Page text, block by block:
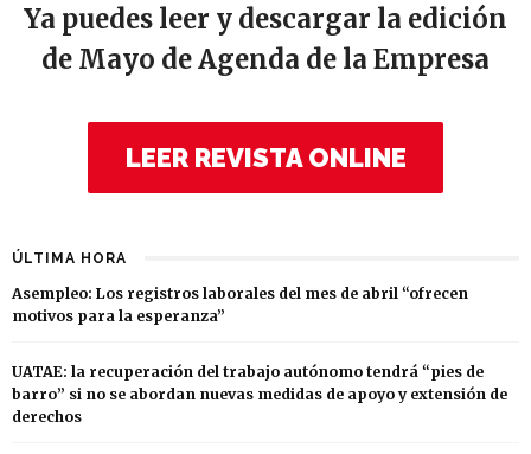
Ya puedes leer y descargar la edición
de Mayo de Agenda de la Empresa
LEER REVISTA ONLINE
ÚLTIMA HORA
Asempleo: Los registros laborales del mes de abril “ofrecen
motivos para la esperanza”
UATAE: la recuperación del trabajo autónomo tendrá “pies de
barro” si no se abordan nuevas medidas de apoyo y extensión de
derechos